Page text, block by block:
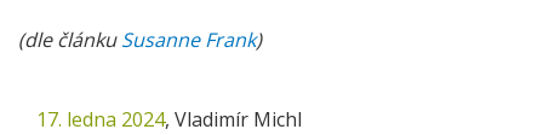
(dle článkuSusanne Frank)
17. ledna 2024, Vladimír Michl